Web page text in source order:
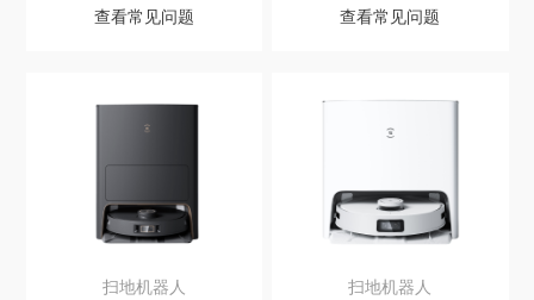
查看常见问题
查看常见问题
扫地机器人
扫地机器人